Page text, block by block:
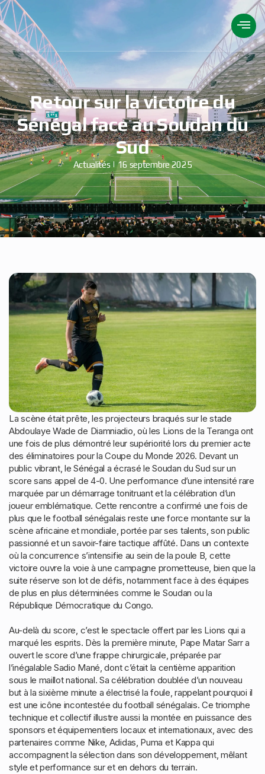
Retour sur la victoire du
Sénégal face au Soudan du
Sud
Actualités 16 septembre 2025
La scène était prête, les projecteurs braqués sur le stade
Abdoulaye Wade de Diamniadio, où les Lions de la Teranga ont
une fois de plus démontré leur supériorité lors du premier acte
des éliminatoires pour la Coupe du Monde 2026. Devant un
public vibrant, le Sénégal a écrasé le Soudan du Sud sur un
score sans appel de 4-0. Une performance d’une intensité rare
marquée par un démarrage tonitruant et la célébration d’un
joueur emblématique. Cette rencontre a confirmé une fois de
plus que le football sénégalais reste une force montante sur la
scène africaine et mondiale, portée par ses talents, son public
passionné et un savoir-faire tactique affûté. Dans un contexte
où la concurrence s’intensifie au sein de la poule B, cette
victoire ouvre la voie à une campagne prometteuse, bien que la
suite réserve son lot de défis, notamment face à des équipes
de plus en plus déterminées comme le Soudan ou la
République Démocratique du Congo.
Au-delà du score, c’est le spectacle offert par les Lions qui a
marqué les esprits. Dès la première minute, Pape Matar Sarr a
ouvert le score d’une frappe chirurgicale, préparée par
l’inégalable Sadio Mané, dont c’était la centième apparition
sous le maillot national. Sa célébration doublée d’un nouveau
but à la sixième minute a électrisé la foule, rappelant pourquoi il
est une icône incontestée du football sénégalais. Ce triomphe
technique et collectif illustre aussi la montée en puissance des
sponsors et équipementiers locaux et internationaux, avec des
partenaires comme Nike, Adidas, Puma et Kappa qui
accompagnent la sélection dans son développement, mêlant
style et performance sur et en dehors du terrain.